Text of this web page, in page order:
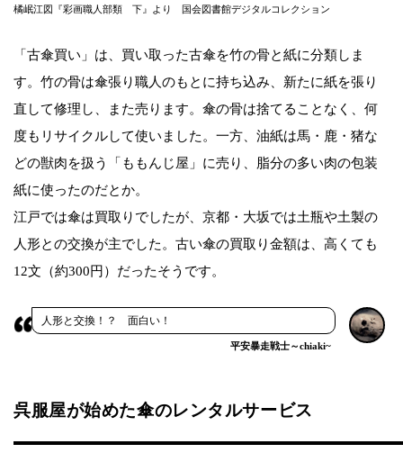
橘岷江図『彩画職人部類 下』より 国会図書館デジタルコレクション
「古傘買い」は、買い取った古傘を竹の骨と紙に分類しま
す。竹の骨は傘張り職人のもとに持ち込み、新たに紙を張り
直して修理し、また売ります。傘の骨は捨てることなく、何
度もリサイクルして使いました。一方、油紙は馬・鹿・猪な
どの獣肉を扱う「ももんじ屋」に売り、脂分の多い肉の包装
紙に使ったのだとか。
江戸では傘は買取りでしたが、京都・大坂では土瓶や土製の
人形との交換が主でした。古い傘の買取り金額は、高くても
12文（約300円）だったそうです。
人形と交換！？ 面白い！
平安暴走戦士～chiaki~
呉服屋が始めた傘のレンタルサービス